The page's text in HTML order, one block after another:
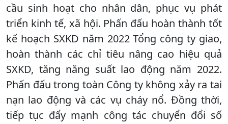
cầu sinh hoạt cho nhân dân, phục vụ phát
triển kinh tế, xã hội. Phấn đấu hoàn thành tốt
kế hoạch SXKD năm 2022 Tổng công ty giao,
hoàn thành các chỉ tiêu nâng cao hiệu quả
SXKD, tăng năng suất lao động năm 2022.
Phấn đấu trong toàn Công ty không xảy ra tai
nạn lao động và các vụ cháy nổ. Đồng thời,
tiếp tục đẩy mạnh công tác chuyển đổi số